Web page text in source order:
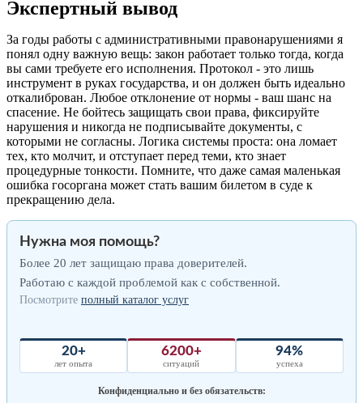
Экспертный вывод
За годы работы с административными правонарушениями я
понял одну важную вещь: закон работает только тогда, когда
вы сами требуете его исполнения. Протокол - это лишь
инструмент в руках государства, и он должен быть идеально
откалиброван. Любое отклонение от нормы - ваш шанс на
спасение. Не бойтесь защищать свои права, фиксируйте
нарушения и никогда не подписывайте документы, с
которыми не согласны. Логика системы проста: она ломает
тех, кто молчит, и отступает перед теми, кто знает
процедурные тонкости. Помните, что даже самая маленькая
ошибка госоргана может стать вашим билетом в суде к
прекращению дела.
Нужна моя помощь?
Более 20 лет защищаю права доверителей.
Работаю с каждой проблемой как с собственной.
Посмотрите полный каталог услуг
20+
лет опыта
6200+
ситуаций
94%
успеха
Конфиденциально и без обязательств: